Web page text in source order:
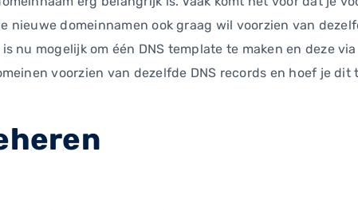
nieuwe domeinnamen ook graag wil voorzien van
nu mogelijk om één DNS template te maken en deze
voorzien van dezelfde DNS records en hoef je